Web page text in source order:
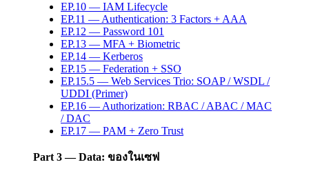
EP.10 — IAM Lifecycle
EP.11 — Authentication: 3 Factors + AAA
EP.12 — Password 101
EP.13 — MFA + Biometric
EP.14 — Kerberos
EP.15 — Federation + SSO
EP.15.5 — Web Services Trio: SOAP / WSDL /
UDDI (Primer)
EP.16 — Authorization: RBAC / ABAC / MAC
/ DAC
EP.17 — PAM + Zero Trust
Part 3 — Data: ของในเซฟ